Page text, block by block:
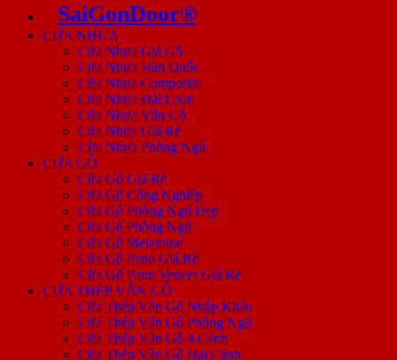
SaiGonDoor®
CỬA NHỰA
Cửa Nhựa Giả Gỗ
Cửa Nhựa Hàn Quốc
Cửa Nhựa Composite
Cửa Nhựa Đài Loan
Cửa Nhựa Vân Gỗ
Cửa Nhựa Giá Rẻ
Cửa Nhựa Phòng Ngủ
CỬA GỖ
Cửa Gỗ Giá Rẻ
Cửa Gỗ Công Nghiệp
Cửa Gỗ Phòng Ngủ Đẹp
Cửa Gỗ Phòng Ngủ
Cửa Gỗ Melamine
Cửa Gỗ Pano Giá Rẻ
Cửa Gỗ Pano Veneer Giá Rẻ
CỬA THÉP VÂN GỖ
Cửa Thép Vân Gỗ Nhập Khẩu
Cửa Thép Vân Gỗ Phòng Ngủ
Cửa Thép Vân Gỗ 4 Cánh
Cửa Thép Vân Gỗ Hai Cánh